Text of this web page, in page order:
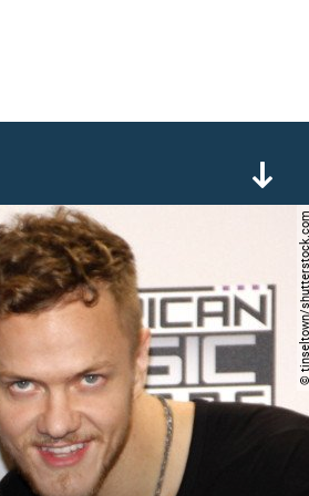
© tinseltown/shutterstock.com